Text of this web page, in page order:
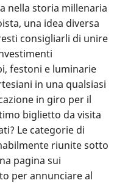
nella storia millenaria
una idea diversa
consigliarli di unire
festoni e luminarie
in una qualsiasi
in giro per il
biglietto da visita
Le categorie di
riunite sotto
pagina sui
per annunciare al